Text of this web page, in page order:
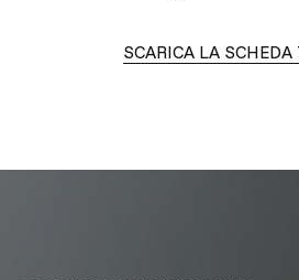
SCARICA LA SCHEDA